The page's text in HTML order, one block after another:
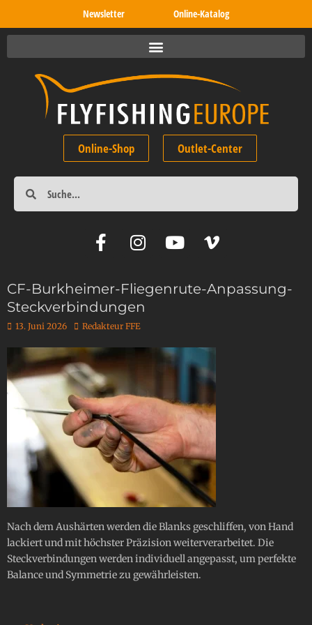
Newsletter Online-Katalog
Online-Shop Outlet-Center
CF-Burkheimer-Fliegenrute-Anpassung-
Steckverbindungen
13. Juni 2026 Redakteur FFE
Nach dem Aushärten werden die Blanks geschliffen, von Hand
lackiert und mit höchster Präzision weiterverarbeitet. Die
Steckverbindungen werden individuell angepasst, um perfekte
Balance und Symmetrie zu gewährleisten.